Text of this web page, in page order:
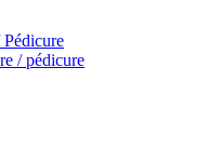
/ pédicure